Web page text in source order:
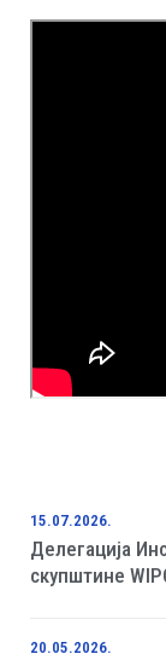
15.07.2026.
Делегација
скупштине
20.05.2026.